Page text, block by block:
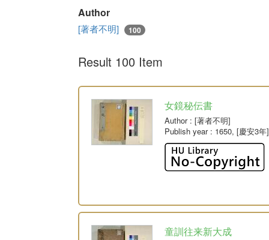
Author
[著者不明] 100
Result 100 Item
女鏡秘伝書
Author: [著者不明]
Publish year: 1650, [慶安3年]
童訓往来新大成